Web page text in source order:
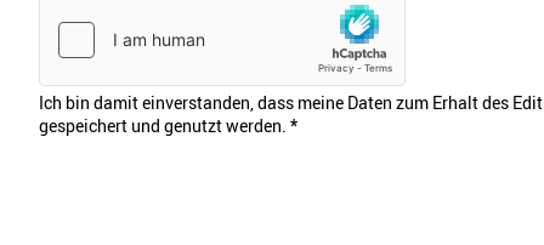
Ich bin damit einverstanden, dass meine Daten zum Erhalt des
gespeichert und genutzt werden. *